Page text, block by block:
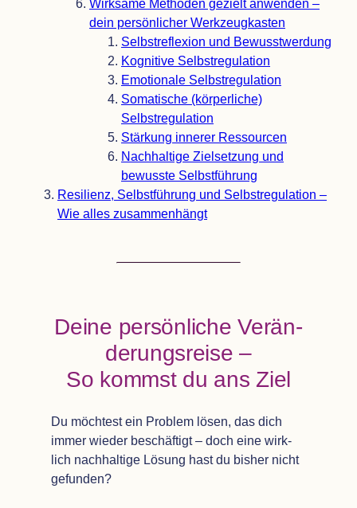
Wirk­same Metho­den gezielt anwen­den –
dein per­sön­li­cher Werkzeugkasten
Selbst­re­fle­xion und Bewusstwerdung
Kogni­tive Selbstregulation
Emo­tio­nale Selbstregulation
Soma­ti­sche (kör­per­li­che)
Selbstregulation
Stär­kung inne­rer Ressourcen
Nach­hal­tige Ziel­set­zung und
bewusste Selbstführung
Resi­li­enz, Selbst­füh­rung und Selbst­re­gu­la­tion –
Wie alles zusammenhängt
Deine per­sön­li­che Ver­än­
de­rungs­reise –
So kommst du ans Ziel
Du möch­test ein Pro­blem lösen, das dich
immer wie­der beschäf­tigt – doch eine wirk­
lich nach­hal­tige Lösung hast du bis­her nicht
gefun­den?